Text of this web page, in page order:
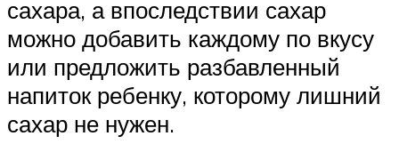
сахара, а впоследствии сахар
можно добавить каждому по вкусу
или предложить разбавленный
напиток ребенку, которому лишний
сахар не нужен.